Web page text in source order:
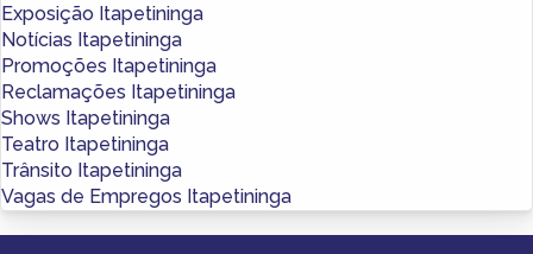
Exposição Itapetininga
Notícias Itapetininga
Promoções Itapetininga
Reclamações Itapetininga
Shows Itapetininga
Teatro Itapetininga
Trânsito Itapetininga
Vagas de Empregos Itapetininga